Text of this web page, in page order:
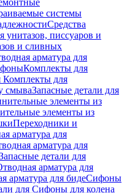
системы
Средства
писсуаров и
и сливных
арматура для
Комплекты для
Комплекты для
смываЗапасные детали для
элементы из
элементы из
Переходники и
арматура для
арматура для
детали для
арматура для
арматура для бидеСифоны
для Сифоны для колена